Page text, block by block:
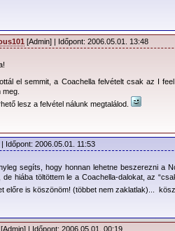
[Admin] | Időpont: 2006.05.01. 13:48
el semmit, a Coachella felvételt csak az I
lesz a felvétel nálunk megtalálod.
| Időpont: 2006.05.01. 11:53
segíts, hogy honnan lehetne beszerezni a
hiába töltöttem le a Coachella-dalokat, az
előre is köszönöm! (többet nem zaklatlak)...
[Admin] | Időpont: 2006.05.01. 00:19